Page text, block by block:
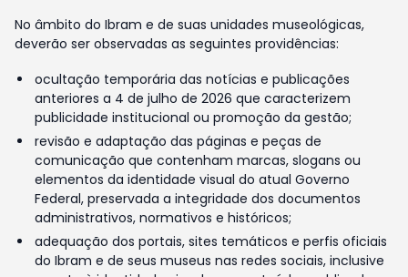
No âmbito do Ibram e de suas unidades museológicas,
deverão ser observadas as seguintes providências:
ocultação temporária das notícias e publicações
anteriores a 4 de julho de 2026 que caracterizem
publicidade institucional ou promoção da gestão;
revisão e adaptação das páginas e peças de
comunicação que contenham marcas, slogans ou
elementos da identidade visual do atual Governo
Federal, preservada a integridade dos documentos
administrativos, normativos e históricos;
adequação dos portais, sites temáticos e perfis oficiais
do Ibram e de seus museus nas redes sociais, inclusive